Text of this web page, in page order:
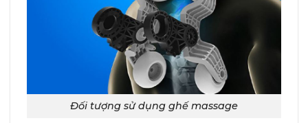
Đối tượng sử dụng ghế massage